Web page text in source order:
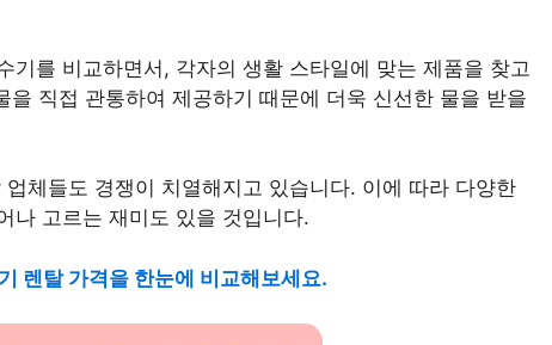
기를 비교하면서, 각자의 생활 스타일에 맞는 제품을 찾고
을 직접 관통하여 제공하기 때문에 더욱 신선한 물을 받을
체들도 경쟁이 치열해지고 있습니다. 이에 따라 다양한
나 고르는 재미도 있을 것입니다.
렌탈 가격을 한눈에 비교해보세요.